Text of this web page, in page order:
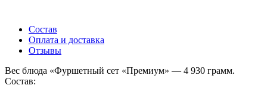
Состав
Оплата и доставка
Отзывы
Вес блюда «Фуршетный сет «Премиум» — 4 930 грамм.
Состав: